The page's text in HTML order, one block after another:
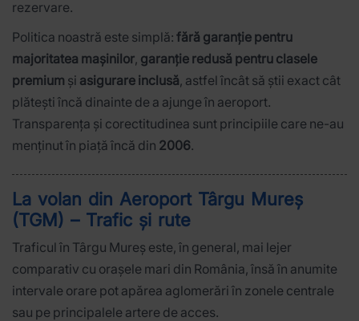
rezervare.
Politica noastră este simplă: fără garanție pentru
majoritatea mașinilor, garanție redusă pentru clasele
premium și asigurare inclusă, astfel încât să știi exact cât
plătești încă dinainte de a ajunge în aeroport.
Transparența și corectitudinea sunt principiile care ne-au
menținut în piață încă din 2006.
La volan din Aeroport Târgu Mureș
(TGM) – Trafic și rute
Traficul în Târgu Mureș este, în general, mai lejer
comparativ cu orașele mari din România, însă în anumite
intervale orare pot apărea aglomerări în zonele centrale
sau pe principalele artere de acces.